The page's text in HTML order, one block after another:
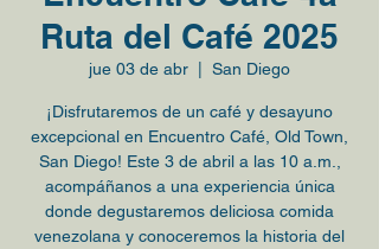
Ruta del Café 2025
jue 03 de abr San Diego
¡Disfrutaremos de un café y desayuno
excepcional en Encuentro Café, Old Town,
San Diego! Este 3 de abril a las 10 a.m.,
acompáñanos a una experiencia única
donde degustaremos deliciosa comida
venezolana y conoceremos la historia del